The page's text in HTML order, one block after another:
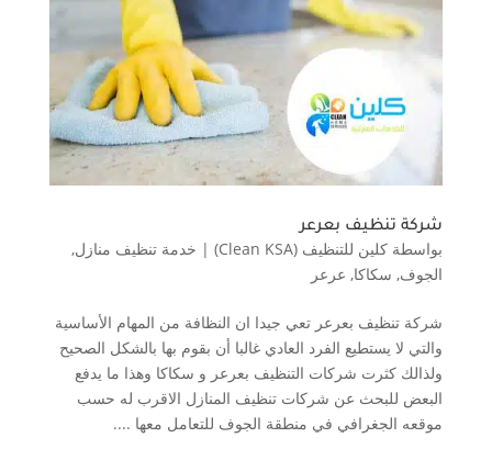
شركة تنظيف بعرعر
بواسطة كلين للتنظيف (Clean KSA) | خدمة تنظيف منازل,
الجوف, سكاكا, عرعر
شركة تنظيف بعرعر تعي جيدا ان النظافة من المهام الأساسية
والتي لا يستطيع الفرد العادي غالبا أن بقوم بها بالشكل الصحيح
ولذالك كثرت شركات التنظيف بعرعر و سكاكا وهذا ما يدفع
البعض للبحث عن شركات تنظيف المنازل الاقرب له حسب
موقعه الجغرافي في منطقة الجوف للتعامل معها ....